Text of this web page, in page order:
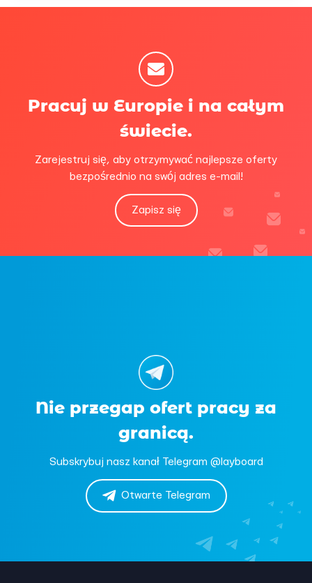
Pracuj w Europie i na całym
świecie.
Zarejestruj się, aby otrzymywać najlepsze oferty
bezpośrednio na swój adres e-mail!
Zapisz się
Nie przegap ofert pracy za
granicą.
Subskrybuj nasz kanał Telegram @layboard
Otwarte Telegram